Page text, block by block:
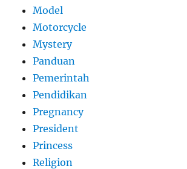
Model
Motorcycle
Mystery
Panduan
Pemerintah
Pendidikan
Pregnancy
President
Princess
Religion